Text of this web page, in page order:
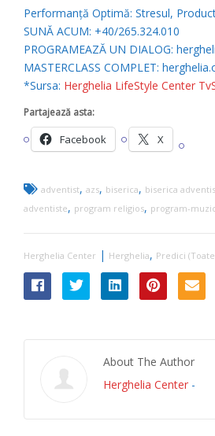
Performanță Optimă: Stresul,
SUNĂ ACUM: +40/265.324.010
PROGRAMEAZĂ UN DIALOG:
MASTERCLASS COMPLET:
*Sursa: Herghelia LifeStyle Center
Partajează asta:
Facebook X
adventist, azs, biserica, biserica
adventiste, program religios, program-
Herghelia Center | Herghelia, Predici
About The Author
Herghelia Center -